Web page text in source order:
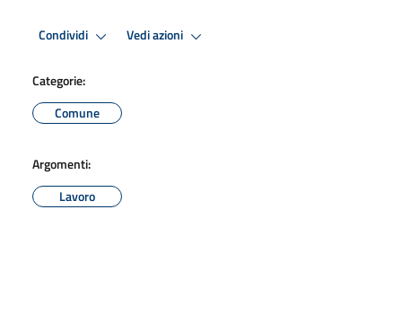
Condividi Vedi azioni
Categorie:
Comune
Argomenti:
Lavoro